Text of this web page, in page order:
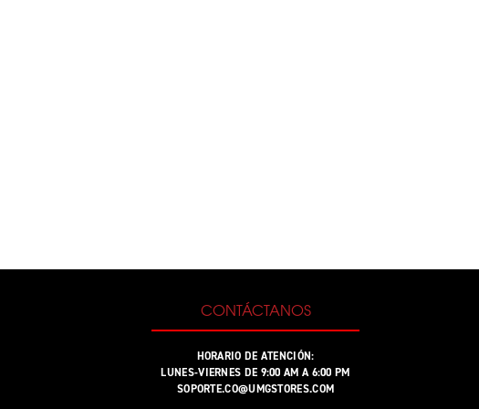
CONTÁCTANOS
HORARIO DE ATENCIÓN:
LUNES-VIERNES DE 9:00 AM A 6:00 PM
SOPORTE.CO@UMGSTORES.COM